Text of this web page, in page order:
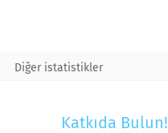
Diğer istatistikler
Katkıda Bulun!